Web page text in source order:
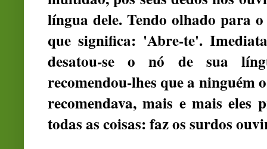
língua dele. Tendo olhado para
que significa: 'Abre-te'.
desatou-se o nó de sua
recomendou-lhes que a ninguém
recomendava, mais e mais eles
todas as coisas: faz os surdos